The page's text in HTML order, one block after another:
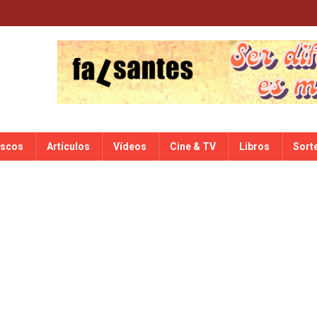
Artículos Vídeos Cine & TV Libros